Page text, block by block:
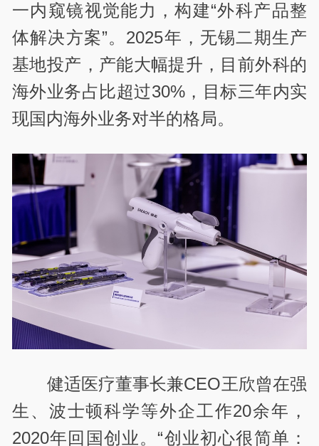
一内窥镜视觉能力，构建“外科产品整
体解决方案”。2025年，无锡二期生产
基地投产，产能大幅提升，目前外科的
海外业务占比超过30%，目标三年内实
现国内海外业务对半的格局。
健适医疗董事长兼CEO王欣曾在强
生、波士顿科学等外企工作20余年，
2020年回国创业。“创业初心很简单：